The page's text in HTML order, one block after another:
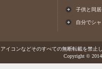
子供と同
自分でシ
イコンなどそのすべての無断転載を禁
Copyright ©